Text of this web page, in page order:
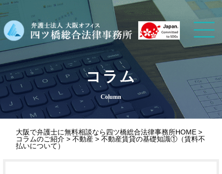
コラム
Column
大阪で弁護士に無料相談なら四ツ橋総合法律事務所HOME >
コラムのご紹介 >不動産 >不動産賃貸の基礎知識①（賃料不
払いについて）